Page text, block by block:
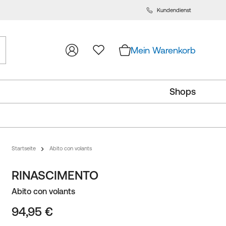
Kundendienst
Mein Warenkorb
Shops
Startseite Abito con volants
RINASCIMENTO
Abito con volants
94,95 €